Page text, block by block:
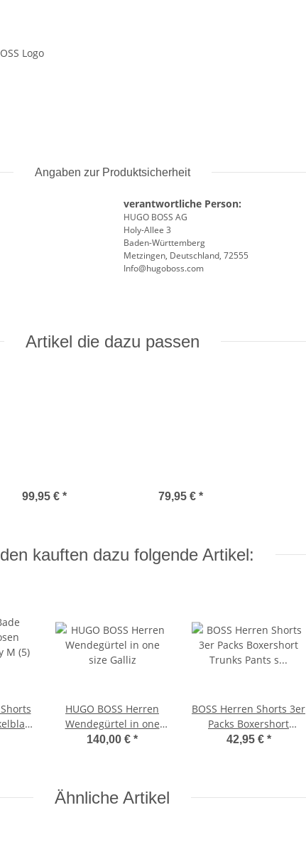
Logo
Angaben zur Produktsicherheit
verantwortliche Person:
HUGO BOSS AG
Holy-Allee 3
Baden-Württemberg
Metzingen, Deutschland, 72555
Info@hugoboss.com
Artikel die dazu passen
99,95 € * 79,95 € *
kauften dazu folgende Artikel:
HUGO BOSS Herren
Wendegürtel in one
size Galliz
140,00 € *
BOSS Herren Shorts 3er
Packs Boxershort
Trunks Pants s bis xxl
42,95 € *
Ähnliche Artikel